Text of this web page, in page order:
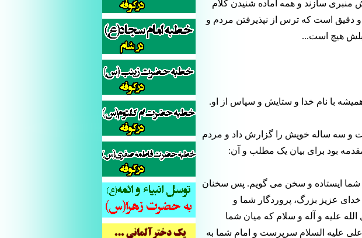
منبری سازند و همه آماده شنیدن کلام
و دقیق است که ترس از نپذیرفتن مردم و
هیچ است...
با نام خدا و ستایش و سپاس از او.
و سه ساله خویش را گزارش داد و مردم
بود برای بیان یک مطلب و آن:
شما ایستاده و سخن می گویم. پس سخنان
خدای عزیز بزرگ، پروردگار شما و
علیه و آله و سلام که میان شما
علیه السلام سرپرست و امام شما به